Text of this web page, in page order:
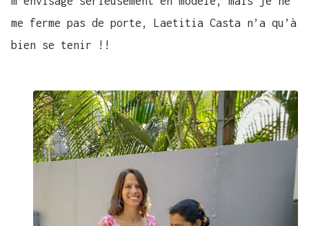
me ferme pas de porte, Laetitia Casta n’a qu’à
bien se tenir !!